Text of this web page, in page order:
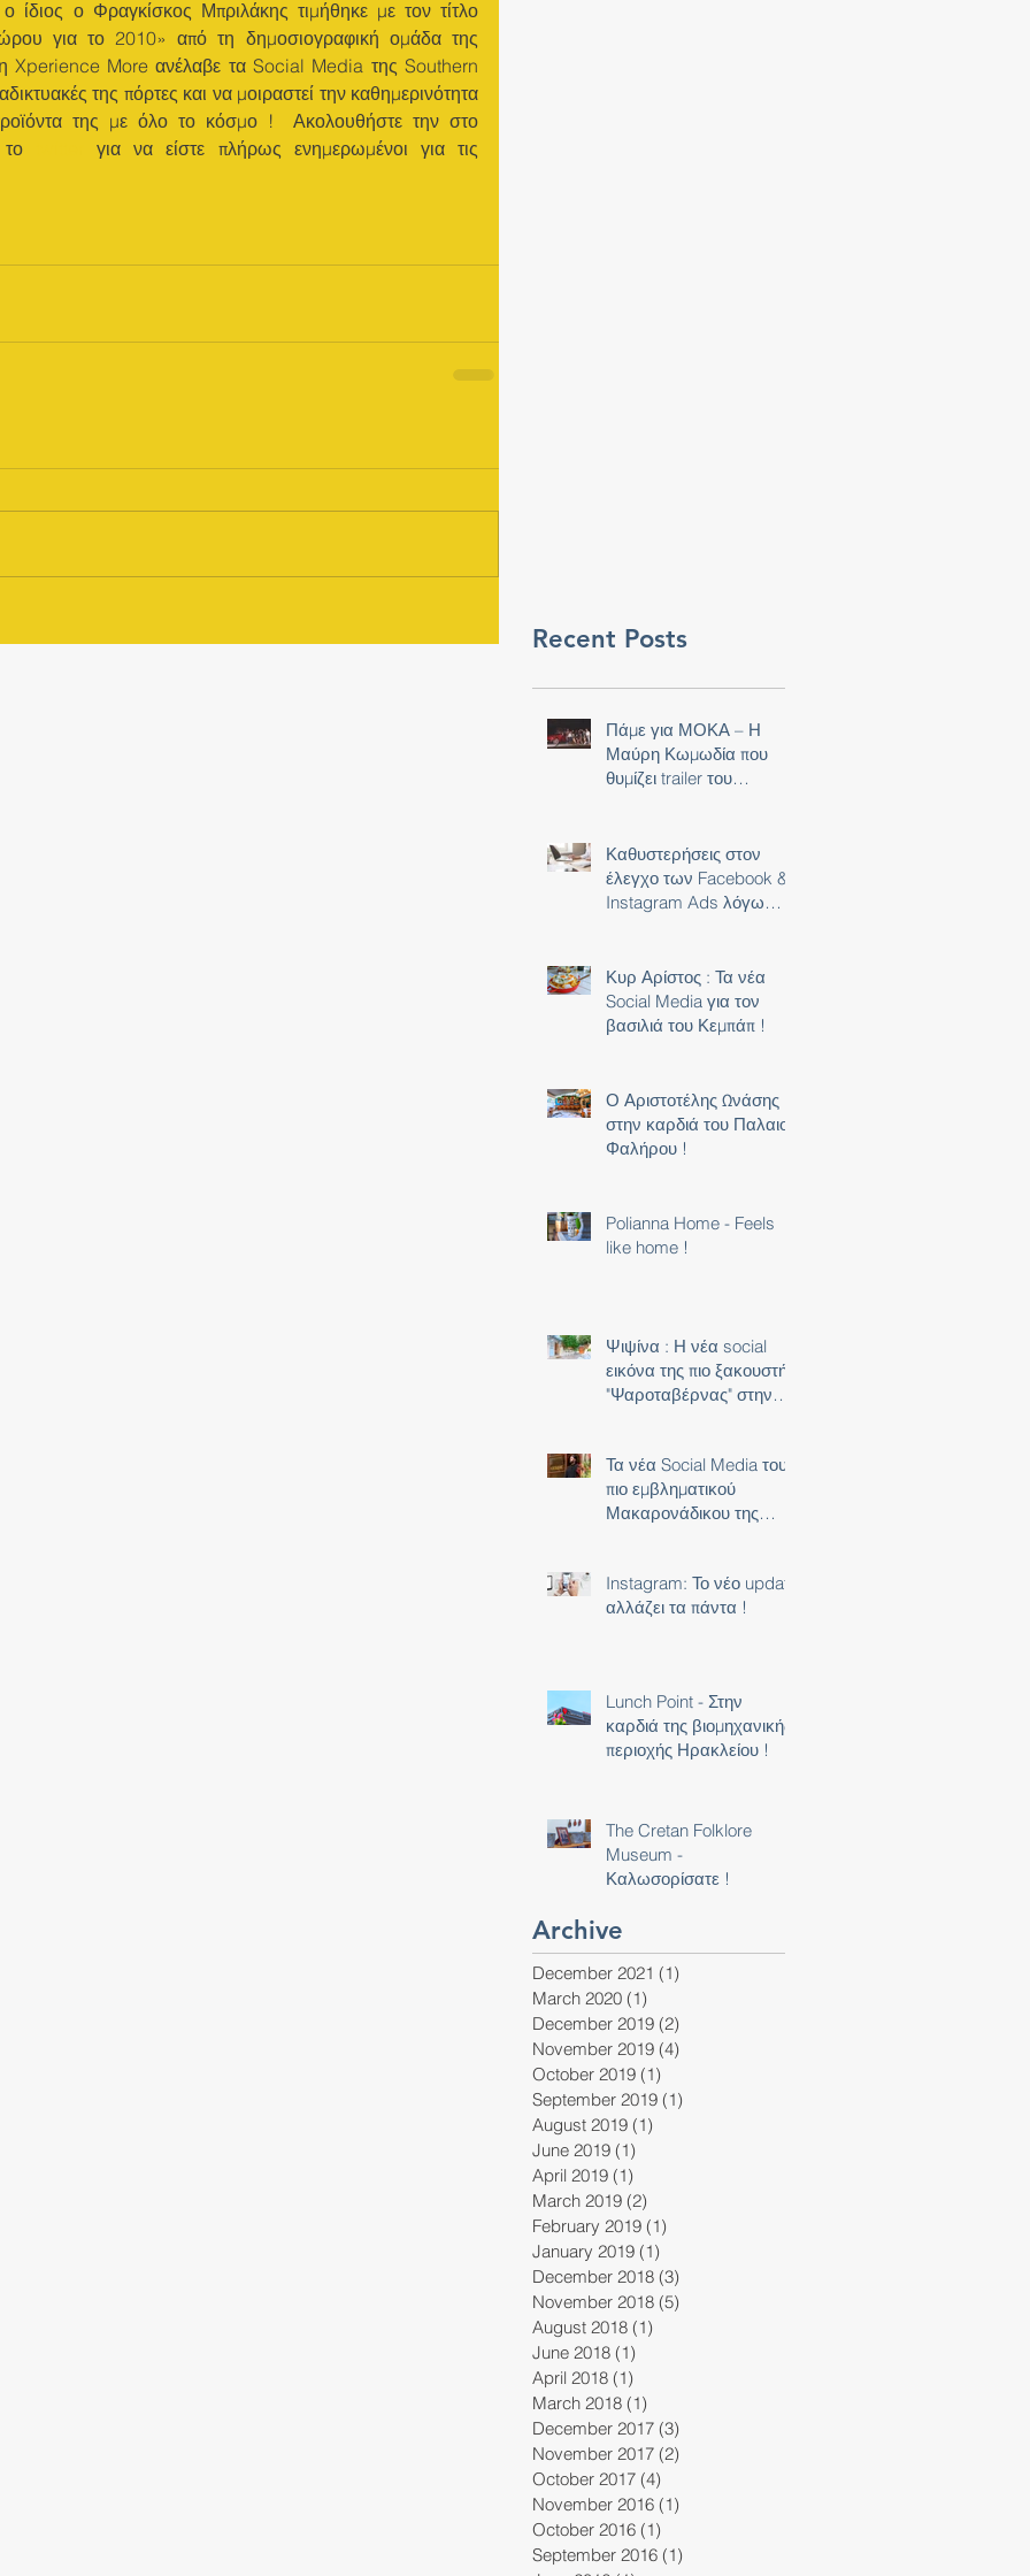
ίδιος ο Φραγκίσκος Μπριλάκης τιμήθηκε με τον τίτλο
για το 2010» από τη δημοσιογραφική ομάδα της
Xperience More ανέλαβε τα Social Media της Southern
της πόρτες και να μοιραστεί την καθημερινότητα
για να είστε πλήρως ενημερωμένοι για τις
Recent Posts
Πάμε για ΜΟΚΑ – Η
Μαύρη Κωμωδία που
θυμίζει trailer του
Καθυστερήσεις στον
έλεγχο των Facebook &
Instagram Ads λόγω
Κυρ Αρίστος : Τα νέα
Social Media για τον
βασιλιά του Κεμπάπ !
Ο Αριστοτέλης Ωνάσης
στην καρδιά του Παλαιού
Φαλήρου !
Polianna Home - Feels
like home !
Ψιψίνα : Η νέα social
εικόνα της πιο ξακουστής
"Ψαροταβέρνας" στην
Τα νέα Social Media του
πιο εμβληματικού
Μακαρονάδικου της
Instagram: Το νέο update
αλλάζει τα πάντα !
Lunch Point - Στην
καρδιά της βιομηχανικής
περιοχής Ηρακλείου !
The Cretan Folklore
Museum -
Καλωσορίσατε !
Archive
December 2021 (1)
March 2020 (1)
December 2019 (2)
November 2019 (4)
October 2019 (1)
September 2019 (1)
August 2019 (1)
June 2019 (1)
April 2019 (1)
March 2019 (2)
February 2019 (1)
January 2019 (1)
December 2018 (3)
November 2018 (5)
August 2018 (1)
June 2018 (1)
April 2018 (1)
March 2018 (1)
December 2017 (3)
November 2017 (2)
October 2017 (4)
November 2016 (1)
October 2016 (1)
September 2016 (1)